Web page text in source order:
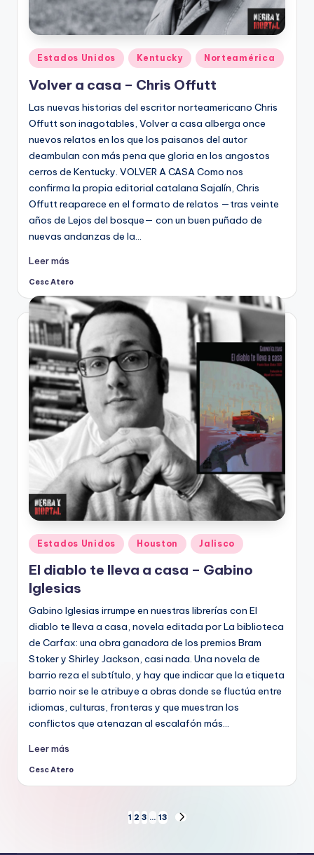
Publicado
en
Estados Unidos Kentucky Norteamérica
Volver a casa – Chris Offutt
Las nuevas historias del escritor norteamericano Chris
Offutt son inagotables, Volver a casa alberga once
nuevos relatos en los que los paisanos del autor
deambulan con más pena que gloria en los angostos
cerros de Kentucky. VOLVER A CASA Como nos
confirma la propia editorial catalana Sajalín, Chris
Offutt reaparece en el formato de relatos —tras veinte
años de Lejos del bosque— con un buen puñado de
nuevas andanzas de la…
Leer más
Publicado
por
Cesc Atero
Publicado
en
Estados Unidos Houston Jalisco
El diablo te lleva a casa – Gabino
Iglesias
Gabino Iglesias irrumpe en nuestras librerías con El
diablo te lleva a casa, novela editada por La biblioteca
de Carfax: una obra ganadora de los premios Bram
Stoker y Shirley Jackson, casi nada. Una novela de
barrio reza el subtítulo, y hay que indicar que la etiqueta
barrio noir se le atribuye a obras donde se fluctúa entre
idiomas, culturas, fronteras y que muestran los
conflictos que atenazan al escalafón más…
Leer más
Publicado
Cesc Atero
Paginación
de
1 2 3 … 13
SIGUIENTE